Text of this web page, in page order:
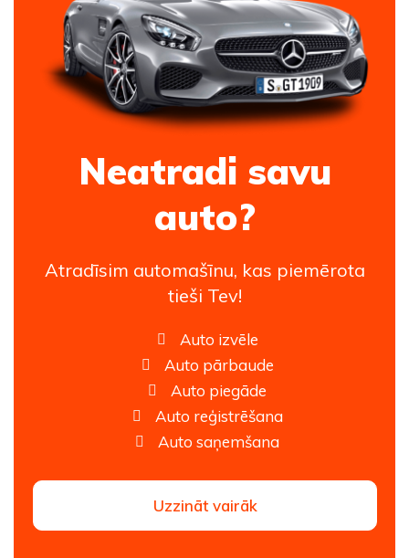
Neatradi savu
auto?
Atradīsim automašīnu, kas piemērota
tieši Tev!
Auto izvēle
Auto pārbaude
Auto piegāde
Auto reģistrēšana
Auto saņemšana
Uzzināt vairāk